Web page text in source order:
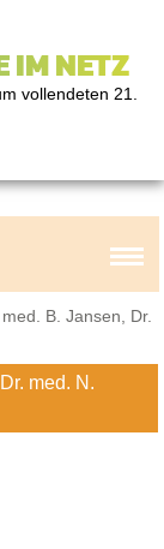
IM NETZ
vollendeten 21.
B. Jansen, Dr.
med. N.